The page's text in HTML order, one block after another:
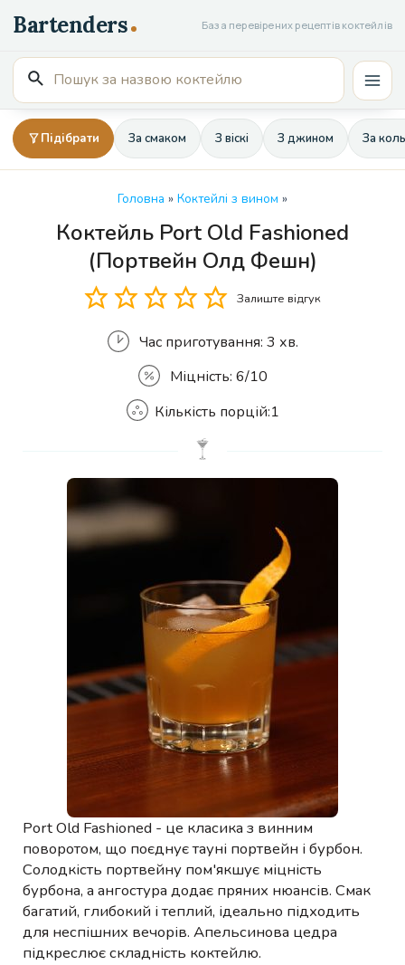
до
вмісту
База перевірених рецептів коктейлів
Пошук
для:
Підібрати За смаком З віскі З джином За
Головна » Коктейлі з вином »
Коктейль Port Old Fashioned
(Портвейн Олд Фешн)
Залиште відгук
Час приготування: 3 хв.
Міцність: 6/10
Кількість
Кількість порцій:1
Port Old Fashioned - це класика з винним
поворотом, що поєднує тауні портвейн і бурбон.
Солодкість портвейну пом'якшує міцність
бурбона, а ангостура додає пряних нюансів. Смак
багатий, глибокий і теплий, ідеально підходить
для неспішних вечорів. Апельсинова цедра
підкреслює складність коктейлю.